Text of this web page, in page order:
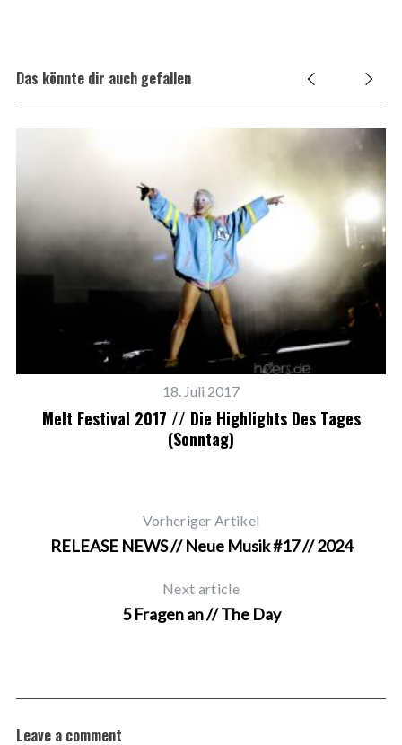
Das könnte dir auch gefallen
18. Juli 2017
Melt Festival 2017 // Die Highlights Des Tages
(Sonntag)
Vorheriger Artikel
RELEASE NEWS // Neue Musik #17 // 2024
Next article
5 Fragen an // The Day
Leave a comment